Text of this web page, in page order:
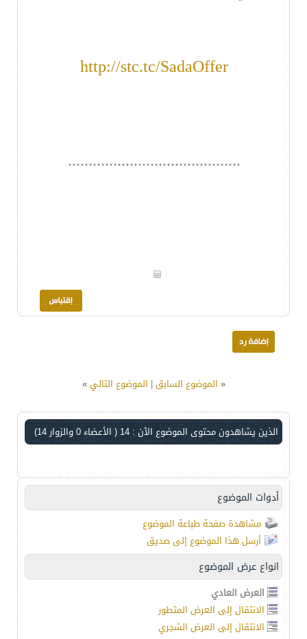
http://stc.tc/SadaOffer
..........................................
« الموضوع السابق| الموضوع التالي»
الذين يشاهدون محتوى الموضوع الآن : 14 ( الأعضاء 0 والزوار 14)
أدوات الموضوع
مشاهدة صفحة طباعة الموضوع
أرسل هذا الموضوع إلى صديق
انواع عرض الموضوع
العرض العادي
الانتقال إلى العرض المتطور
الانتقال إلى العرض الشجري